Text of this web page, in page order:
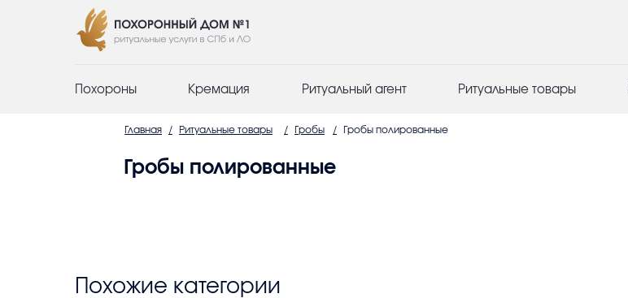
Похороны Кремация Ритуальный агент Ритуальные товары
Главная / Ритуальные товары / Гробы / Гробы полированные
Гробы полированные
Похожие категории